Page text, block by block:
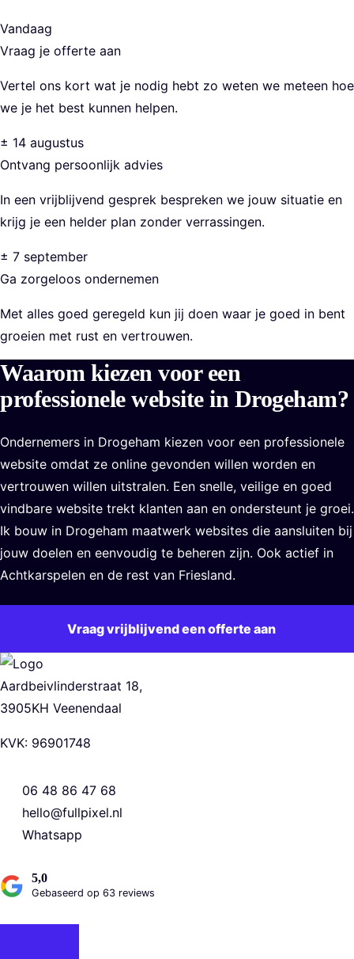
Vandaag
Vraag je offerte aan
Vertel ons kort wat je nodig hebt zo weten we meteen hoe
we je het best kunnen helpen.
± 14 augustus
Ontvang persoonlijk advies
In een vrijblijvend gesprek bespreken we jouw situatie en
krijg je een helder plan zonder verrassingen.
± 7 september
Ga zorgeloos ondernemen
Met alles goed geregeld kun jij doen waar je goed in bent
groeien met rust en vertrouwen.
Waarom kiezen voor een
professionele website in Drogeham?
Ondernemers in Drogeham kiezen voor een professionele
website omdat ze online gevonden willen worden en
vertrouwen willen uitstralen. Een snelle, veilige en goed
vindbare website trekt klanten aan en ondersteunt je groei.
Ik bouw in Drogeham maatwerk websites die aansluiten bij
jouw doelen en eenvoudig te beheren zijn. Ook actief in
Achtkarspelen en de rest van Friesland.
Vraag vrijblijvend een offerte aan
Aardbeivlinderstraat 18,
3905KH Veenendaal
KVK: 96901748
06 48 86 47 68
hello@fullpixel.nl
Whatsapp
5,0
Gebaseerd op 63 reviews